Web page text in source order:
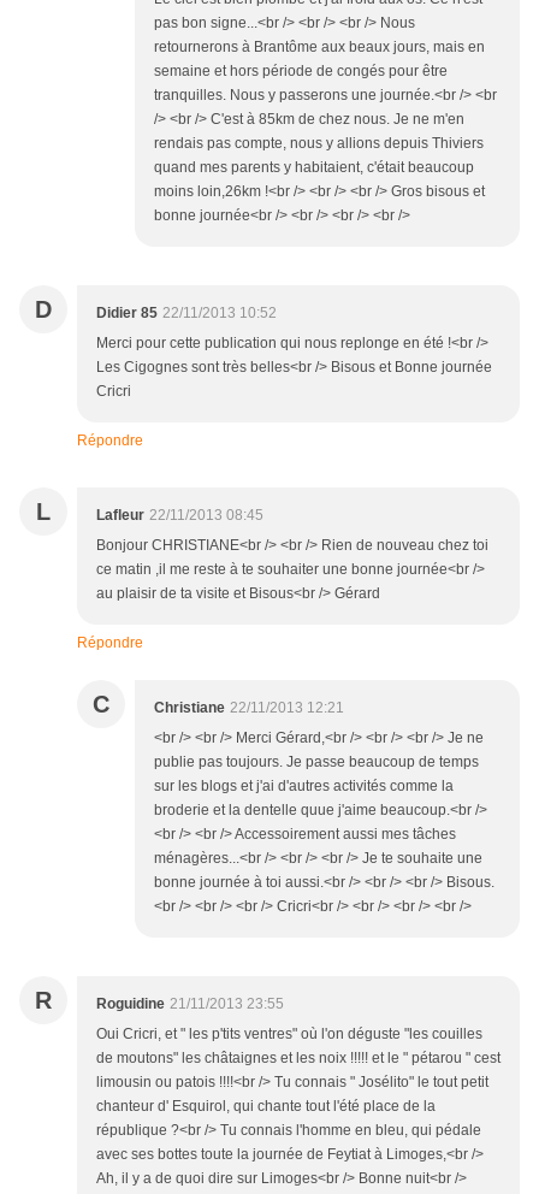
pas bon signe...<br /> <br /> <br /> Nous
retournerons à Brantôme aux beaux jours, mais en
semaine et hors période de congés pour être
tranquilles. Nous y passerons une journée.<br /> <br
/> <br /> C'est à 85km de chez nous. Je ne m'en
rendais pas compte, nous y allions depuis Thiviers
quand mes parents y habitaient, c'était beaucoup
moins loin,26km !<br /> <br /> <br /> Gros bisous et
bonne journée<br /> <br /> <br /> <br />
D Didier 85 22/11/2013 10:52
Merci pour cette publication qui nous replonge en été !<br />
Les Cigognes sont très belles<br /> Bisous et Bonne journée
Cricri
Répondre
L Lafleur 22/11/2013 08:45
Bonjour CHRISTIANE<br /> <br /> Rien de nouveau chez toi
ce matin ,il me reste à te souhaiter une bonne journée<br />
au plaisir de ta visite et Bisous<br /> Gérard
Répondre
C Christiane 22/11/2013 12:21
<br /> <br /> Merci Gérard,<br /> <br /> <br /> Je ne
publie pas toujours. Je passe beaucoup de temps
sur les blogs et j'ai d'autres activités comme la
broderie et la dentelle quue j'aime beaucoup.<br />
<br /> <br /> Accessoirement aussi mes tâches
ménagères...<br /> <br /> <br /> Je te souhaite une
bonne journée à toi aussi.<br /> <br /> <br /> Bisous.
<br /> <br /> <br /> Cricri<br /> <br /> <br /> <br />
R Roguidine 21/11/2013 23:55
Oui Cricri, et " les p'tits ventres" où l'on déguste "les couilles
de moutons" les châtaignes et les noix !!!!! et le " pétarou " cest
limousin ou patois !!!!<br /> Tu connais " Josélito" le tout petit
chanteur d' Esquirol, qui chante tout l'été place de la
république ?<br /> Tu connais l'homme en bleu, qui pédale
avec ses bottes toute la journée de Feytiat à Limoges,<br />
Ah, il y a de quoi dire sur Limoges<br /> Bonne nuit<br />